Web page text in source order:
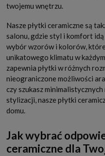
twojemu wnętrzu.
Nasze płytki ceramiczne są
salonu, gdzie styl i komfort
wybór wzorów i kolorów,
unikatowego klimatu w
zapewnia płytki w różnych
nieograniczone możliwości
czy szukasz
stylizacji, nasze płytki
domu.
Jak wybrać
ceramiczne dla